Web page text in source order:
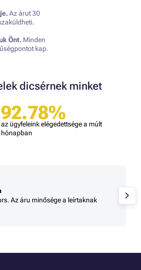
Az árut 30
Önt. Minden
kap.
dicsérnek minket
92.78%
az ügyfeleink elégedettsége a múlt
hónapban
Az áru minősége a leírtaknak